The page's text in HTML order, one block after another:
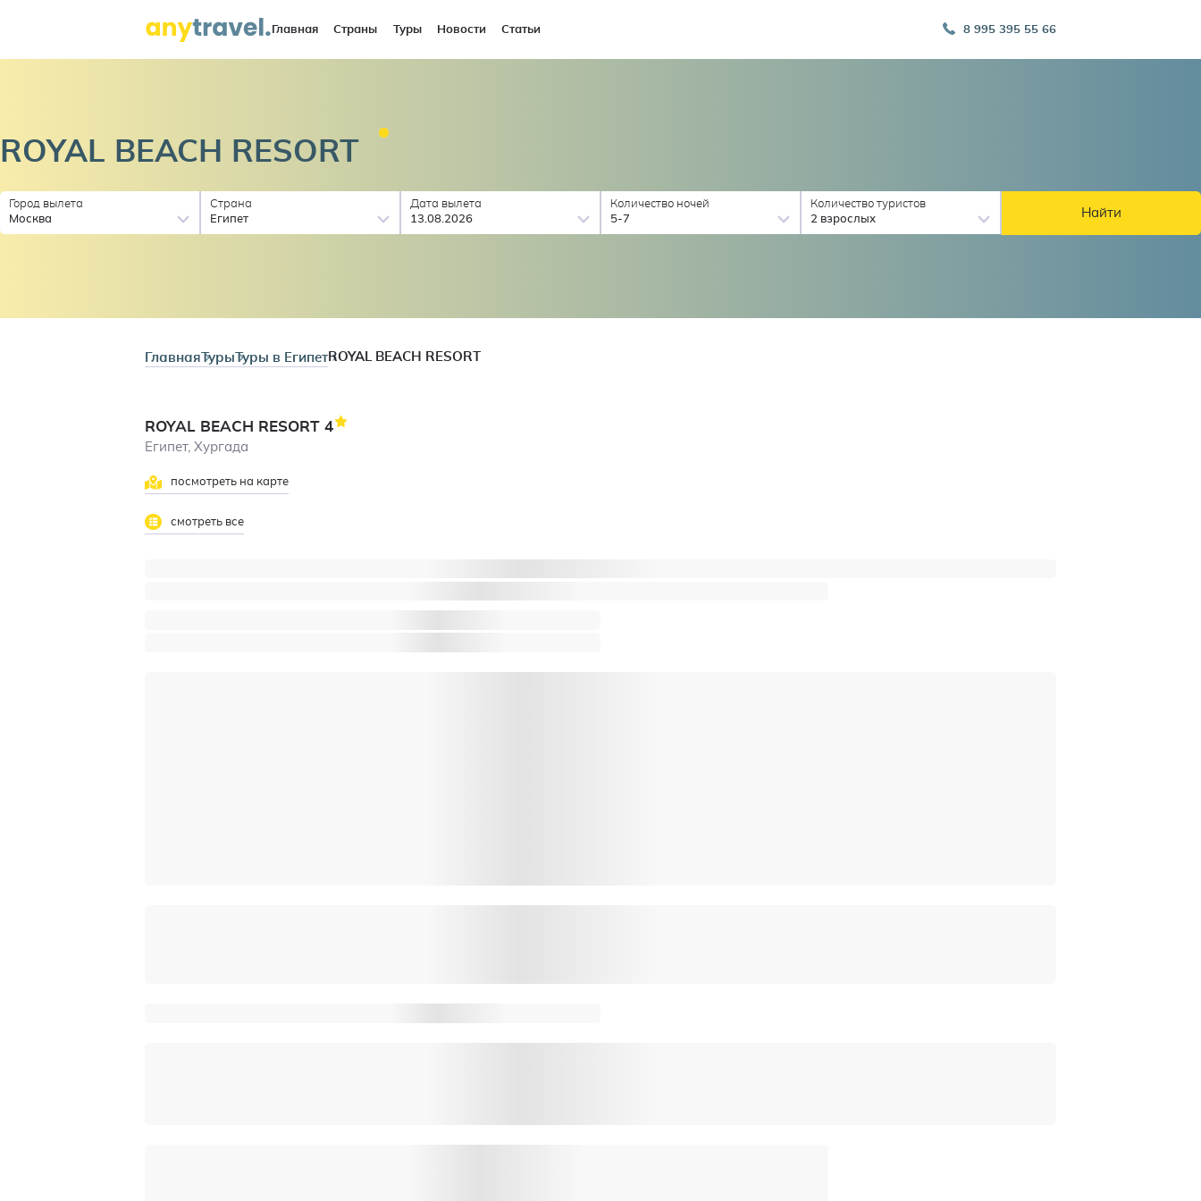
Главная Страны Туры Новости Статьи 8 995 395 55 66
ROYAL BEACH RESORT
Город вылета
Москва
Страна
Египет
Дата вылета
13.08.2026
Количество ночей
5-7
Количество туристов
2 взрослых
Найти
ГлавнаяТурыТуры в ЕгипетROYAL BEACH RESORT
ROYAL BEACH RESORT4
Египет, Хургада
посмотреть на карте
смотреть все